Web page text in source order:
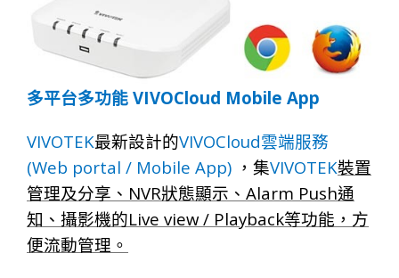
多平台多功能 VIVOCloud Mobile App
VIVOTEK最新設計的VIVOCloud雲端服務
(Web portal / Mobile App) ，集VIVOTEK裝置
管理及分享、 NVR狀態顯示、 Alarm Push通
知、攝影機的Live view / Playback等功能，方
便流動管理 。